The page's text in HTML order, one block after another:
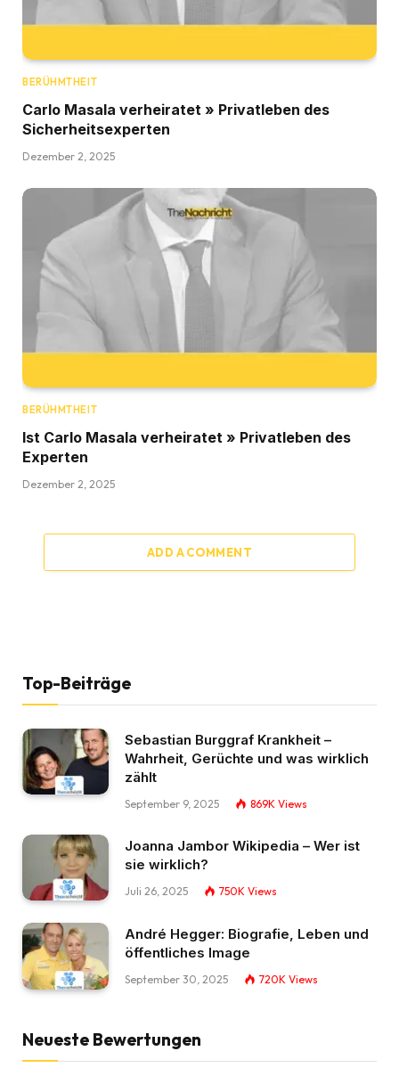
BERÜHMTHEIT
Carlo Masala verheiratet » Privatleben des
Sicherheitsexperten
Dezember 2, 2025
BERÜHMTHEIT
Ist Carlo Masala verheiratet » Privatleben des
Experten
Dezember 2, 2025
ADD A COMMENT
Top-Beiträge
Sebastian Burggraf Krankheit –
Wahrheit, Gerüchte und was wirklich
zählt
September 9, 2025 869K Views
Joanna Jambor Wikipedia – Wer ist
sie wirklich?
Juli 26, 2025 750K Views
André Hegger: Biografie, Leben und
öffentliches Image
September 30, 2025 720K Views
Neueste Bewertungen